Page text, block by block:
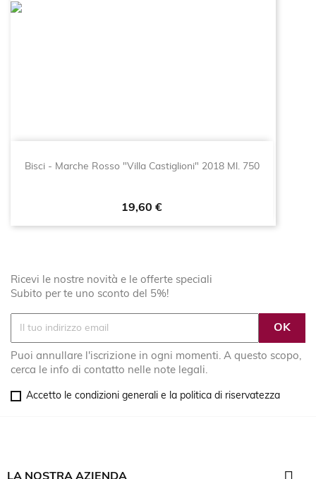
Bisci - Marche Rosso "Villa Castiglioni" 2018 Ml. 750
Prezzo
19,60 €
Ricevi le nostre novità e le offerte speciali
Subito per te uno sconto del 5%!
Puoi annullare l'iscrizione in ogni momenti. A questo scopo,
cerca le info di contatto nelle note legali.
Accetto le condizioni generali e la politica di riservatezza